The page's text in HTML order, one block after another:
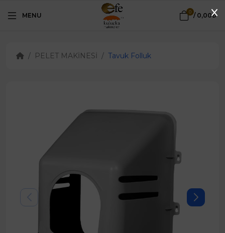
MENU 0 / 0,00₺
PELET MAKİNESİ Tavuk Folluk